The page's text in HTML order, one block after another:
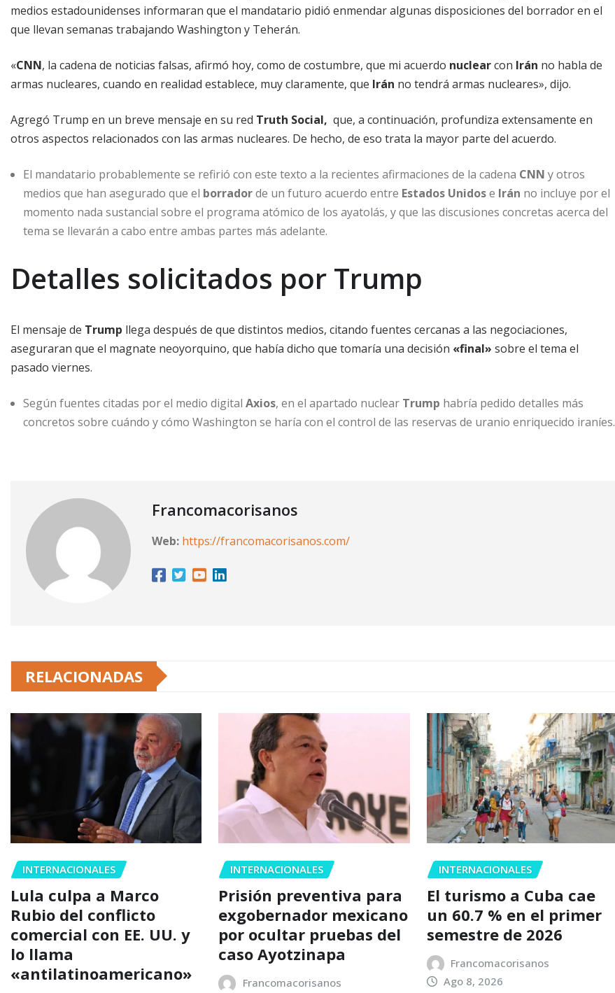
medios estadounidenses informaran que el mandatario pidió enmendar algunas disposiciones del borrador en el
que llevan semanas trabajando Washington y Teherán.
«CNN, la cadena de noticias falsas, afirmó hoy, como de costumbre, que mi acuerdo nuclearcon Irán no habla de
armas nucleares, cuando en realidad establece, muy claramente, que Irán no tendrá armas nucleares», dijo.
Agregó Trump en un breve mensaje en su red Truth Social, que, a continuación, profundiza extensamente en
otros aspectos relacionados con las armas nucleares. De hecho, de eso trata la mayor parte del acuerdo.
El mandatario probablemente se refirió con este texto a la recientes afirmaciones de la cadena CNN y otros
medios que han asegurado que el borradorde un futuro acuerdo entre Estados Unidose Irán no incluye por el
momento nada sustancial sobre el programa atómico de los ayatolás, y que las discusiones concretas acerca del
tema se llevarán a cabo entre ambas partes más adelante.
Detalles solicitados por Trump
El mensaje de Trump llega después de que distintos medios, citando fuentes cercanas a las negociaciones,
aseguraran que el magnate neoyorquino, que había dicho que tomaría una decisión «final» sobre el tema el
pasado viernes.
Según fuentes citadas por el medio digital Axios, en el apartado nuclear Trump habría pedido detalles más
concretos sobre cuándo y cómo Washington se haría con el control de las reservas de uranio enriquecido iraníes.
Francomacorisanos
Web: https://francomacorisanos.com/
RELACIONADAS
INTERNACIONALES
Lula culpa a Marco
Rubio del conflicto
comercial con EE. UU. y
lo llama
«antilatinoamericano»
INTERNACIONALES
Prisión preventiva para
exgobernador mexicano
por ocultar pruebas del
caso Ayotzinapa
Francomacorisanos
INTERNACIONALES
El turismo a Cuba cae
un 60.7 % en el primer
semestre de 2026
Francomacorisanos
Ago 8, 2026